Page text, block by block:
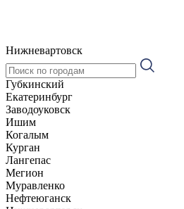
Нижневартовск
Губкинский
Екатеринбург
Заводоуковск
Ишим
Когалым
Курган
Лангепас
Мегион
Муравленко
Нефтеюганск